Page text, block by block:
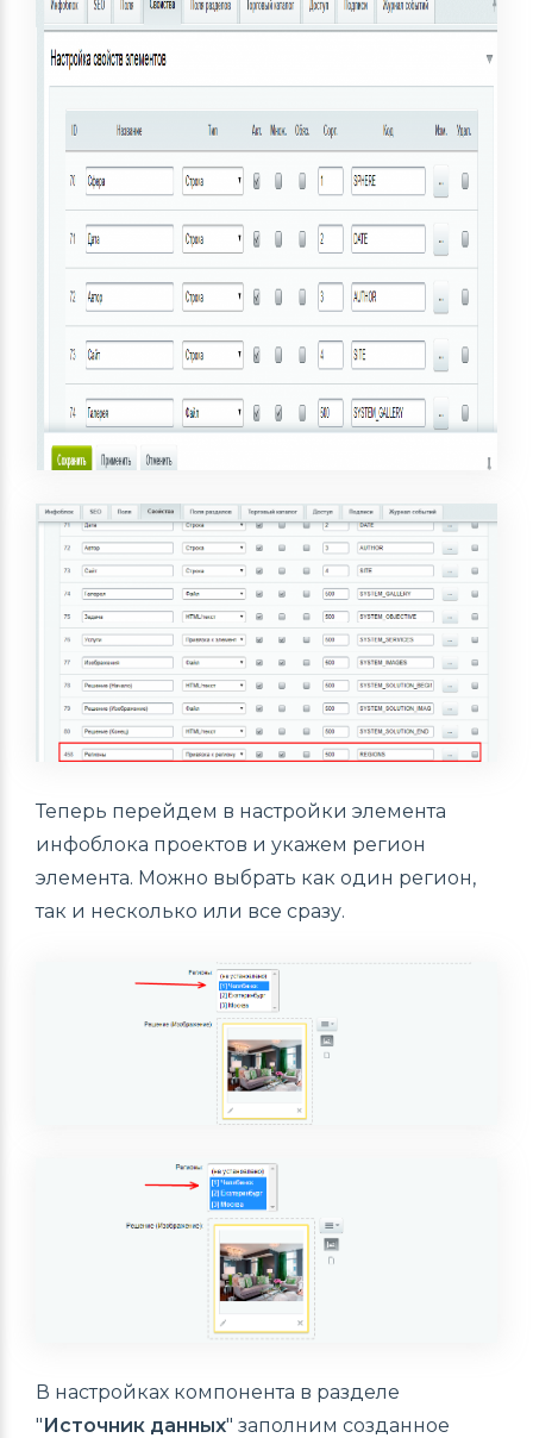
Теперь перейдем в настройки элемента
инфоблока проектов и укажем регион
элемента. Можно выбрать как один регион,
так и несколько или все сразу.
В настройках компонента в разделе
"Источник данных" заполним созданное